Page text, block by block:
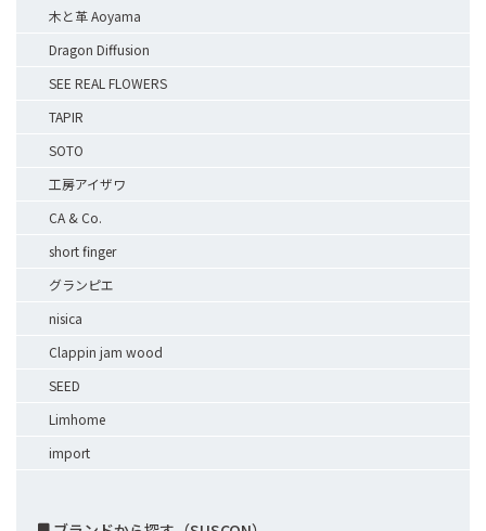
木と革 Aoyama
Dragon Diffusion
SEE REAL FLOWERS
TAPIR
SOTO
工房アイザワ
CA & Co.
short finger
グランピエ
nisica
Clappin jam wood
SEED
Limhome
import